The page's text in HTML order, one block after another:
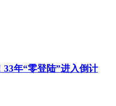
33年“零登陆”进入倒计